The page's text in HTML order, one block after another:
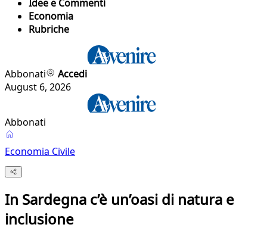
Idee e Commenti
Economia
Rubriche
Abbonati
Accedi
August 6, 2026
Abbonati
Economia Civile
In Sardegna c’è un’oasi di natura e
inclusione